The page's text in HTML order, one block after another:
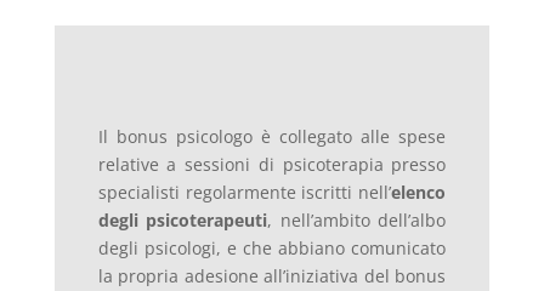
Il bonus psicologo è collegato alle spese
relative a sessioni di psicoterapia presso
specialisti regolarmente iscritti nell’elenco
degli psicoterapeuti, nell’ambito dell’albo
degli psicologi, e che abbiano comunicato
la propria adesione all’iniziativa del bonus